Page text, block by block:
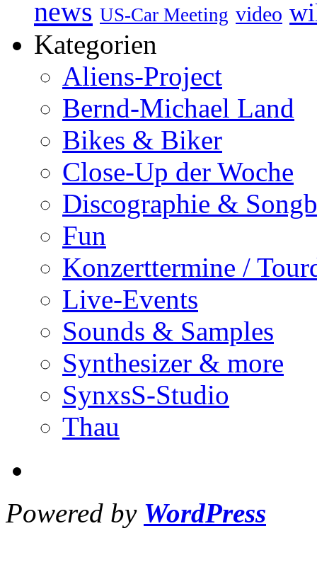
news US-Car Meeting video
Kategorien
Aliens-Project
Bernd-Michael Land
Bikes & Biker
Close-Up der Woche
Discographie &
Fun
Konzerttermine /
Live-Events
Sounds & Samples
Synthesizer & more
SynxsS-Studio
Thau
Powered by WordPress